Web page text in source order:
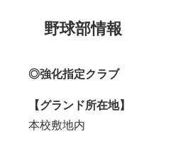
野球部情報
◎強化指定クラブ
【グランド所在地】
本校敷地内